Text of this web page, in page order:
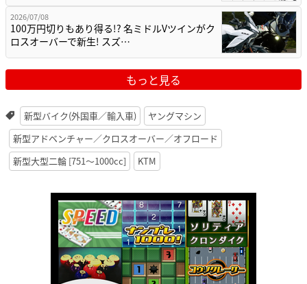
2026/07/08
100万円切りもあり得る!? 名ミドルVツインがク
ロスオーバーで新生! スズ…
もっと見る
新型バイク(外国車／輸入車)
ヤングマシン
新型アドベンチャー／クロスオーバー／オフロード
新型大型二輪 [751〜1000cc]
KTM